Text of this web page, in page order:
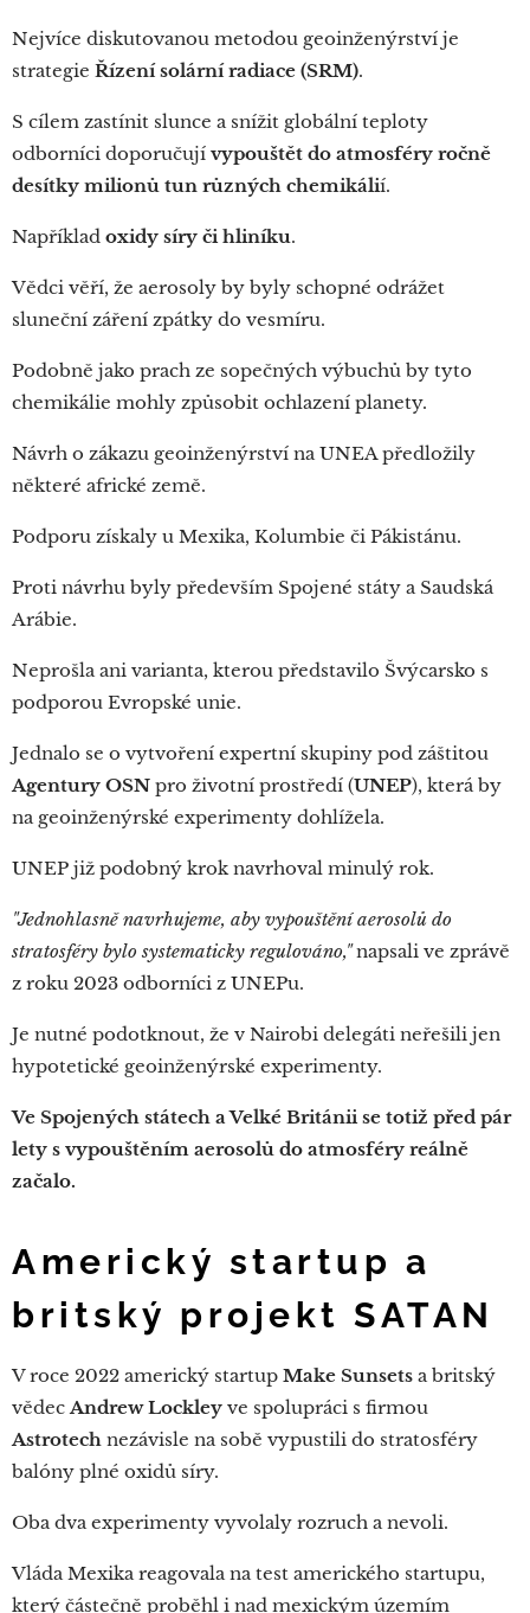
Nejvíce diskutovanou metodou geoinženýrství je
strategie Řízení solární radiace (SRM).
S cílem zastínit slunce a snížit globální teploty
odborníci doporučují vypouštět do atmosféry ročně
desítky milionů tun různých chemikálií.
Například oxidy síry či hliníku.
Vědci věří, že aerosoly by byly schopné odrážet
sluneční záření zpátky do vesmíru.
Podobně jako prach ze sopečných výbuchů by tyto
chemikálie mohly způsobit ochlazení planety.
Návrh o zákazu geoinženýrství na UNEA předložily
některé africké země.
Podporu získaly u Mexika, Kolumbie či Pákistánu.
Proti návrhu byly především Spojené státy a Saudská
Arábie.
Neprošla ani varianta, kterou představilo Švýcarsko s
podporou Evropské unie.
Jednalo se o vytvoření expertní skupiny pod záštitou
Agentury OSN pro životní prostředí (UNEP), která by
na geoinženýrské experimenty dohlížela.
UNEP již podobný krok navrhoval minulý rok.
"Jednohlasně navrhujeme, aby vypouštění aerosolů do
stratosféry bylo systematicky regulováno,"napsali ve zprávě
z roku 2023 odborníci z UNEPu.
Je nutné podotknout, že v Nairobi delegáti neřešili jen
hypotetické geoinženýrské experimenty.
Ve Spojených státech a Velké Británii se totiž před pár
lety s vypouštěním aerosolů do atmosféry reálně
začalo.
Americký startup a
britský projekt SATAN
V roce 2022 americký startup Make Sunsets a britský
vědecAndrew Lockley ve spolupráci s firmou
Astrotech nezávisle na sobě vypustili do stratosféry
balóny plné oxidů síry.
Oba dva experimenty vyvolaly rozruch a nevoli.
Vláda Mexika reagovala na test amerického startupu,
který částečně proběhl i nad mexickým územím